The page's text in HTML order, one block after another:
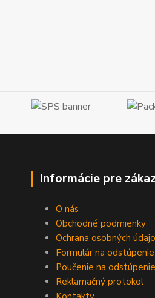
Informácie pre
O nás
Obchodné podmienky
Ochrana osobných
Formulár na
Poučenie na
Reklamačný protokol